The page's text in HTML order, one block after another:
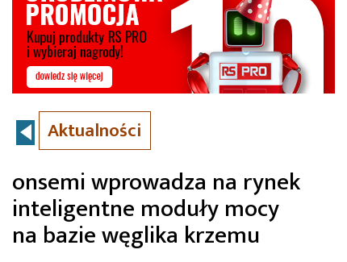
Aktualności
onsemi wprowadza na rynek
inteligentne moduły mocy
na bazie węglika krzemu